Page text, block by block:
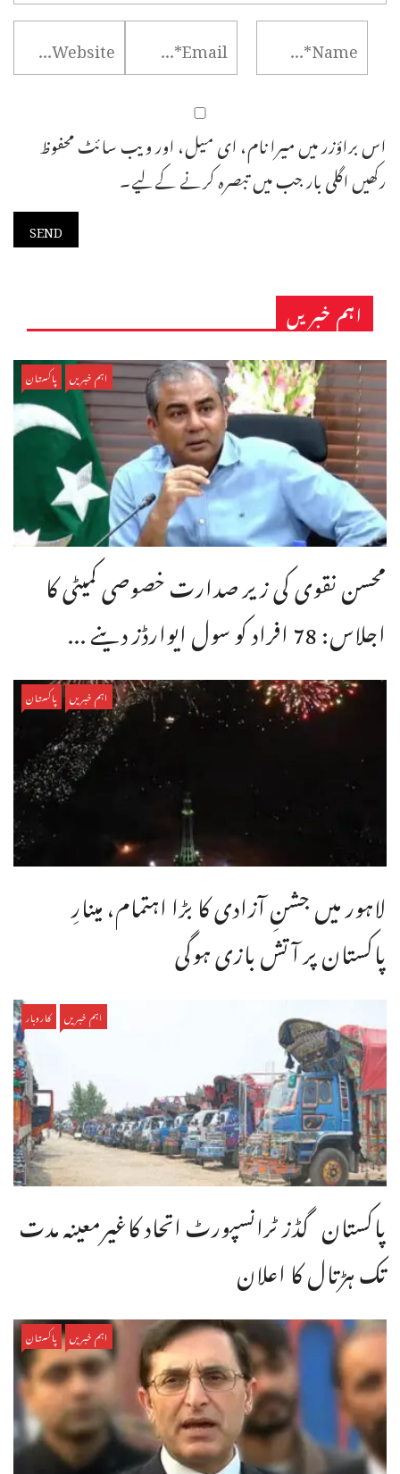
اس براؤزر میں میرا نام، ای میل، اور ویب سائٹ محفوظ
رکھیں اگلی بار جب میں تبصرہ کرنے کےلیے۔
اہم خبریں
اہم خبریں پاکستان
محسن نقوی کی زیر صدارت خصوصی کمیٹی کا
اجلاس: 78 افراد کو سول ایوارڈز دینے ...
اہم خبریں پاکستان
لاہور میں جشنِ آزادی کا بڑا اہتمام، مینارِ
پاکستان پر آتش بازی ہوگی
اہم خبریں کاروبار
پاکستان گڈز ٹرانسپورٹ اتحاد کاغیرمعینہ مدت
تک ہڑتال کا اعلان
اہم خبریں پاکستان